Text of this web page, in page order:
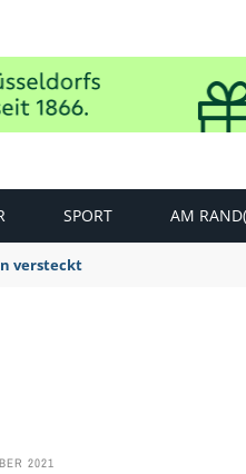
SPORT AM
versteckt
2021